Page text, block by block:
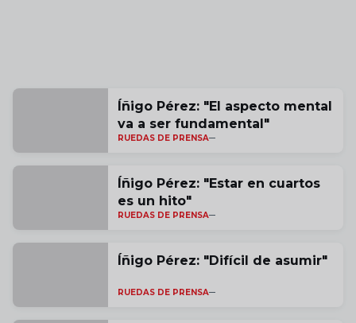
Íñigo Pérez: "El aspecto mental
va a ser fundamental"
RUEDAS DE PRENSA
Íñigo Pérez: "Estar en cuartos
es un hito"
RUEDAS DE PRENSA
Íñigo Pérez: "Difícil de asumir"
RUEDAS DE PRENSA